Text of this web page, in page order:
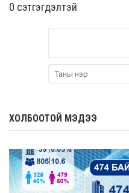
0 cэтгэгдэлтэй
ХОЛБООТОЙ МЭДЭЭ